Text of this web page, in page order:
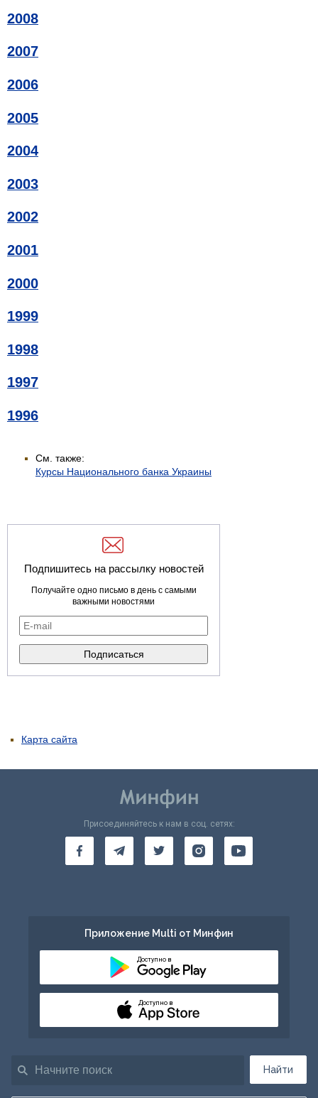
2008
2007
2006
2005
2004
2003
2002
2001
2000
1999
1998
1997
1996
См. также:
Курсы Национального банка Украины
Подпишитесь на рассылку новостей
Получайте одно письмо в день с самыми
важными новостями
Карта сайта
Найти
Присоединяйтесь к нам в соц. сетях:
Приложение Multi от Минфин
Доступно в
Доступно в